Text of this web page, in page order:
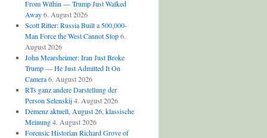
From Within — Trump Just Walked
Away 6. August 2026
Scott Ritter: Russia Built a 500,000-
Man Force the West Cannot Stop 6.
August 2026
John Mearsheimer: Iran Just Broke
Trump — He Just Admitted It On
Camera 6. August 2026
RTs ganz andere Darstellung der
Person Selenskij 4. August 2026
Demenz aktuell, August 26, klassische
Meinung 4. August 2026
Forensic Historian Richard Grove of